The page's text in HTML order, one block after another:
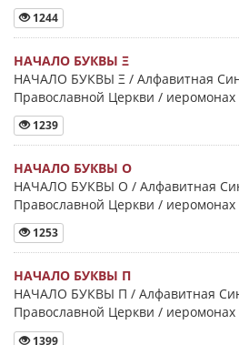
1244
НАЧАЛО БУКВЫ Ξ
НАЧАЛО БУКВЫ Ξ / Алфавитная
Православной Церкви /
1239
НАЧАЛО БУКВЫ Ο
НАЧАЛО БУКВЫ Ο / Алфавитная
Православной Церкви /
1253
НАЧАЛО БУКВЫ Π
НАЧАЛО БУКВЫ Π / Алфавитная
Православной Церкви /
1399